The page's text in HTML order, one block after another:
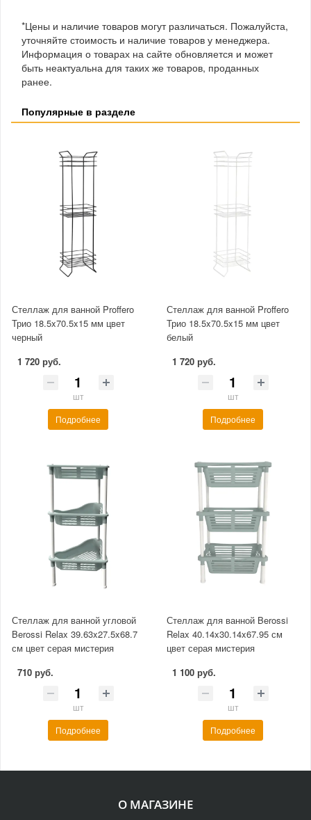
*Цены и наличие товаров могут различаться. Пожалуйста,
уточняйте стоимость и наличие товаров у менеджера.
Информация о товарах на сайте обновляется и может
быть неактуальна для таких же товаров, проданных
ранее.
Популярные в разделе
Стеллаж для ванной Proffero
Трио 18.5x70.5x15 мм цвет
черный
1 720 руб.
шт
Подробнее
Стеллаж для ванной Proffero
Трио 18.5x70.5x15 мм цвет
белый
1 720 руб.
шт
Подробнее
Стеллаж для ванной угловой
Berossi Relax 39.63x27.5x68.7
см цвет серая мистерия
710 руб.
шт
Подробнее
Стеллаж для ванной Berossi
Relax 40.14x30.14x67.95 см
цвет серая мистерия
1 100 руб.
шт
Подробнее
О МАГАЗИНЕ